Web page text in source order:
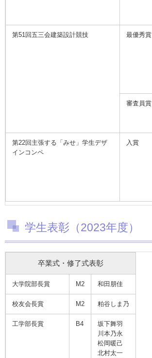
第51回五三会建築設計競技 最優秀賞
審査員賞
第22回主張する「みせ」学生デザ
インコンペ
入賞
学生表彰（2023年度）
卒業式・修了式表彰
大学院部長賞 M2 和田朋佳
校友会長賞 M2 粕谷しま乃
工学部長賞 B4
坂下舞羽
川本乃永
松岡暖己
北村太一